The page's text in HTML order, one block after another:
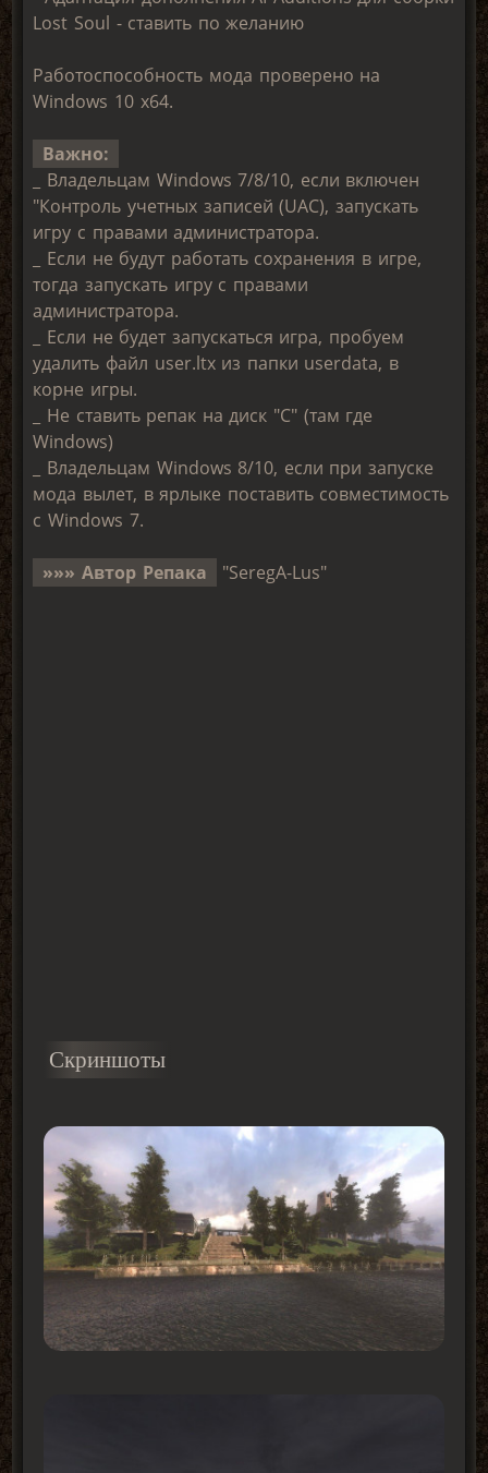
Lost Soul - ставить по желанию
Работоспособность мода проверено на
Windows 10 x64.
Важно:
_ Владельцам Windows 7/8/10, если включен
"Контроль учетных записей (UAC), запускать
игру с правами администратора.
_ Если не будут работать сохранения в игре,
тогда запускать игру с правами
администратора.
_ Если не будет запускаться игра, пробуем
удалить файл user.ltx из папки userdata, в
корне игры.
_ Не ставить репак на диск "С" (там где
Windows)
_ Владельцам Windows 8/10, если при запуске
мода вылет, в ярлыке поставить совместимость
с Windows 7.
»»» Автор Репака "SeregA-Lus"
Скриншоты